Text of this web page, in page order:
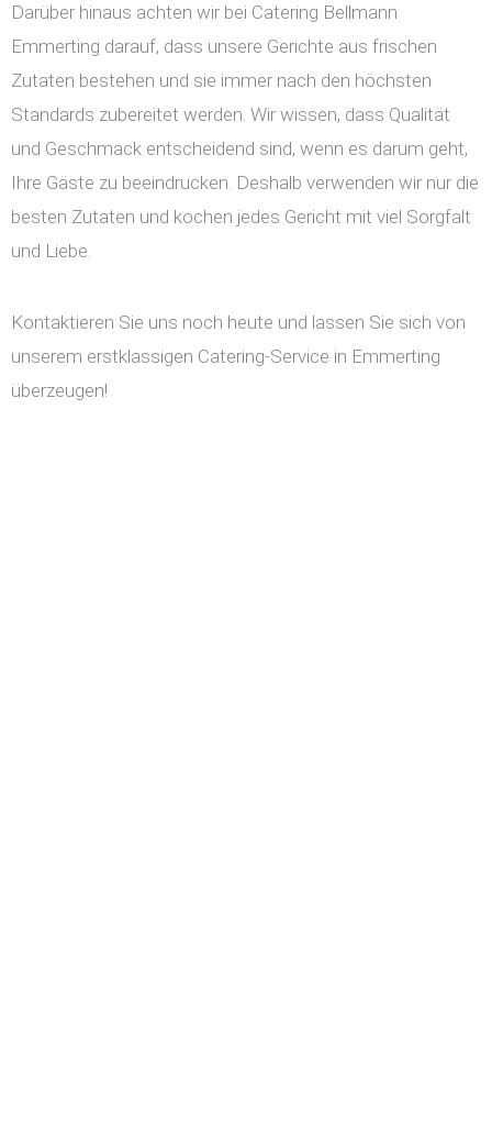
Darüber hinaus achten wir bei Catering Bellmann
Emmerting darauf, dass unsere Gerichte aus frischen
Zutaten bestehen und sie immer nach den höchsten
Standards zubereitet werden. Wir wissen, dass Qualität
und Geschmack entscheidend sind, wenn es darum geht,
Ihre Gäste zu beeindrucken. Deshalb verwenden wir nur die
besten Zutaten und kochen jedes Gericht mit viel Sorgfalt
und Liebe.
Kontaktieren Sie uns noch heute und lassen Sie sich von
unserem erstklassigen Catering-Service in Emmerting
überzeugen!